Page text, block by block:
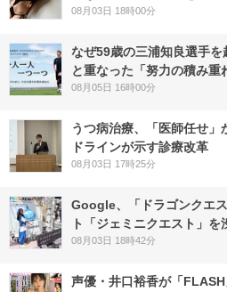
08月03日 18時00分
なぜ59歳の三浦知良選手
と重なった「努力の積み重
08月05日 16時00分
うつ病治療、「医師任せ
ドラインが示す診療改革
08月03日 17時25分
Google、「ドラゴンクエ
ト「ジェミニクエスト」を
08月03日 18時42分
声優・井口裕香が「